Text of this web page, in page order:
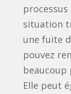
processus
situation
une fuite
pouvez
beaucoup
Elle peut